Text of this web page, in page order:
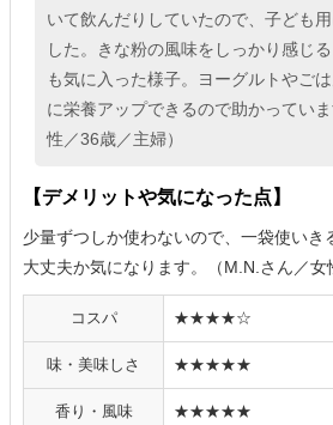
いて飲んだりしていたので、子ども
した。きな粉の風味をしっかり感じ
も気に入った様子。ヨーグルトやご
に栄養アップできるので助かってい
性／36歳／主婦）
【デメリットや気になった点】
少量ずつしか使わないので、一袋使いき
大丈夫か気になります。（M.N.さん／女
コスパ ★★★★☆
味・美味しさ ★★★★★
香り・風味 ★★★★★